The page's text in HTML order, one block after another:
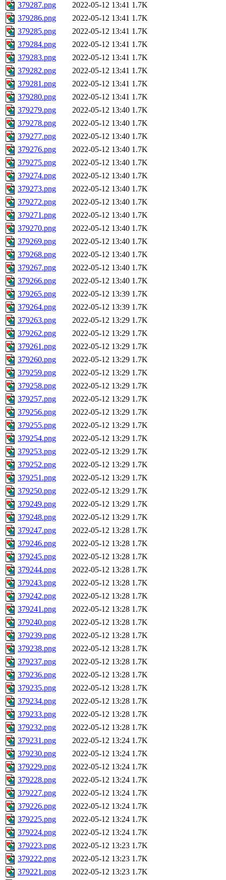
379287.png
2022-05-12 13:41 1.7K
379286.png
2022-05-12 13:41 1.7K
379285.png
2022-05-12 13:41 1.7K
379284.png
2022-05-12 13:41 1.7K
379283.png
2022-05-12 13:41 1.7K
379282.png
2022-05-12 13:41 1.7K
379281.png
2022-05-12 13:41 1.7K
379280.png
2022-05-12 13:41 1.7K
379279.png
2022-05-12 13:40 1.7K
379278.png
2022-05-12 13:40 1.7K
379277.png
2022-05-12 13:40 1.7K
379276.png
2022-05-12 13:40 1.7K
379275.png
2022-05-12 13:40 1.7K
379274.png
2022-05-12 13:40 1.7K
379273.png
2022-05-12 13:40 1.7K
379272.png
2022-05-12 13:40 1.7K
379271.png
2022-05-12 13:40 1.7K
379270.png
2022-05-12 13:40 1.7K
379269.png
2022-05-12 13:40 1.7K
379268.png
2022-05-12 13:40 1.7K
379267.png
2022-05-12 13:40 1.7K
379266.png
2022-05-12 13:40 1.7K
379265.png
2022-05-12 13:39 1.7K
379264.png
2022-05-12 13:39 1.7K
379263.png
2022-05-12 13:29 1.7K
379262.png
2022-05-12 13:29 1.7K
379261.png
2022-05-12 13:29 1.7K
379260.png
2022-05-12 13:29 1.7K
379259.png
2022-05-12 13:29 1.7K
379258.png
2022-05-12 13:29 1.7K
379257.png
2022-05-12 13:29 1.7K
379256.png
2022-05-12 13:29 1.7K
379255.png
2022-05-12 13:29 1.7K
379254.png
2022-05-12 13:29 1.7K
379253.png
2022-05-12 13:29 1.7K
379252.png
2022-05-12 13:29 1.7K
379251.png
2022-05-12 13:29 1.7K
379250.png
2022-05-12 13:29 1.7K
379249.png
2022-05-12 13:29 1.7K
379248.png
2022-05-12 13:29 1.7K
379247.png
2022-05-12 13:28 1.7K
379246.png
2022-05-12 13:28 1.7K
379245.png
2022-05-12 13:28 1.7K
379244.png
2022-05-12 13:28 1.7K
379243.png
2022-05-12 13:28 1.7K
379242.png
2022-05-12 13:28 1.7K
379241.png
2022-05-12 13:28 1.7K
379240.png
2022-05-12 13:28 1.7K
379239.png
2022-05-12 13:28 1.7K
379238.png
2022-05-12 13:28 1.7K
379237.png
2022-05-12 13:28 1.7K
379236.png
2022-05-12 13:28 1.7K
379235.png
2022-05-12 13:28 1.7K
379234.png
2022-05-12 13:28 1.7K
379233.png
2022-05-12 13:28 1.7K
379232.png
2022-05-12 13:28 1.7K
379231.png
2022-05-12 13:24 1.7K
379230.png
2022-05-12 13:24 1.7K
379229.png
2022-05-12 13:24 1.7K
379228.png
2022-05-12 13:24 1.7K
379227.png
2022-05-12 13:24 1.7K
379226.png
2022-05-12 13:24 1.7K
379225.png
2022-05-12 13:24 1.7K
379224.png
2022-05-12 13:24 1.7K
379223.png
2022-05-12 13:23 1.7K
379222.png
2022-05-12 13:23 1.7K
379221.png
2022-05-12 13:23 1.7K